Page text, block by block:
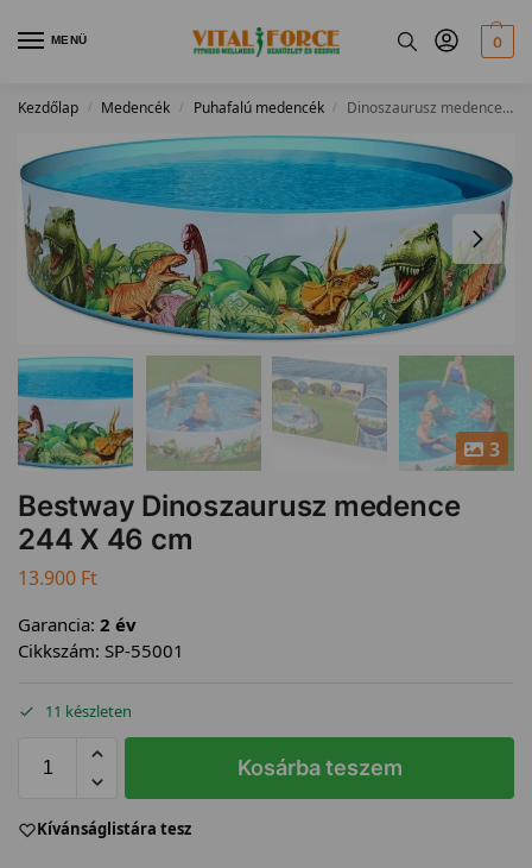
MENÜ 0
Kezdőlap / Medencék / Puhafalú medencék / Dinoszaurusz medence 244 X 46 cm
3
Bestway Dinoszaurusz medence
244 X 46 cm
13.900 Ft
Garancia: 2 év
Cikkszám: SP-55001
11 készleten
Kosárba teszem
Kívánságlistára tesz